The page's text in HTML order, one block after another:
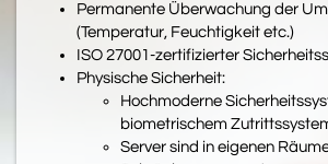
Permanente Überwachung der
(Temperatur, Feuchtigkeit etc.)
ISO 27001-zertifizierter
Physische Sicherheit:
Hochmoderne
biometrischem
Server sind in eigenen